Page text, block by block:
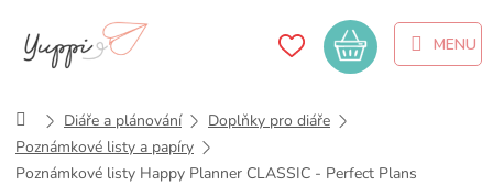
obsah
Nákupní
košík
DomůDiáře a plánování
Doplňky pro diáře
Poznámkové listy a papíry
Poznámkové listy Happy Planner CLASSIC - Perfect Plans